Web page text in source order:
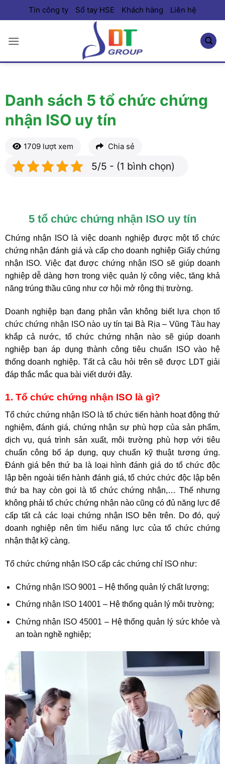
qua
dung
Tin công ty Sổ tay HSE Khách hàng Liên hệ
Danh sách 5 tổ chức chứng
nhận ISO uy tín
1709 lượt xem Chia sẻ
5/5 - (1 bình chọn)
5 tổ chức chứng nhận ISO uy tín
Chứng nhận ISO là việc doanh nghiệp được một tổ chức
chứng nhận đánh giá và cấp cho doanh nghiệp Giấy chứng
nhận ISO. Việc đạt được chứng nhận ISO sẽ giúp doanh
nghiệp dễ dàng hơn trong việc quản lý công việc, tăng khả
năng trúng thầu cũng như cơ hội mở rộng thị trường.
Doanh nghiệp bạn đang phân vân không biết lựa chọntổ
chức chứng nhận ISO nào uy tín tại Bà Rịa – Vũng Tàu hay
khắp cả nước, tổ chức chứng nhận nào sẽ giúp doanh
nghiệp bạn áp dụng thành công tiêu chuẩn ISO vào hệ
thống doanh nghiệp. Tất cả câu hỏi trên sẽ được LDT giải
đáp thắc mắc qua bài viết dưới đây.
1. Tổ chức chứng nhận ISO là gì?
Tổ chức chứng nhận ISO là tổ chức tiến hành hoạt động thử
nghiệm, đánh giá, chứng nhận sự phù hợp của sản phẩm,
dịch vụ, quá trình sản xuất, môi trường phù hợp với tiêu
chuẩn công bố áp dụng, quy chuẩn kỹ thuật tương ứng.
Đánh giá bên thứ ba là loại hình đánh giá do tổ chức độc
lập bên ngoài tiến hành đánh giá, tổ chức chức độc lập bên
thứ ba hay còn gọi là tổ chức chứng nhận,… Thế nhưng
không phải tổ chức chứng nhận nào cũng có đủ năng lực để
cấp tất cả các loại chứng nhận ISO bên trên. Do đó, quý
doanh nghiệp nên tìm hiểu năng lực của tổ chức chứng
nhận thật kỹ càng.
Tổ chức chứng nhận ISO cấp các chứng chỉ ISO như:
Chứng nhận ISO 9001 – Hệ thống quản lý chất lượng;
Chứng nhận ISO 14001 – Hệ thống quản lý môi trường;
Chứng nhận ISO 45001 – Hệ thống quản lý sức khỏe và
an toàn nghề nghiệp;